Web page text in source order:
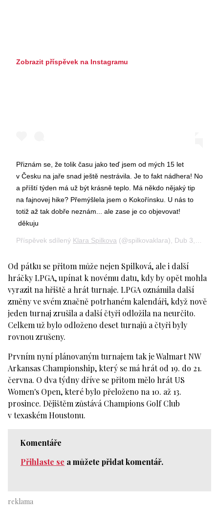
Zobrazit příspěvek na Instagramu
Přiznám se, že tolik času jako teď jsem od mých 15 let
v Česku na jaře snad ještě nestrávila. Je to fakt nádhera! No
a příští týden má už být krásně teplo. Má někdo nějaký tip
na fajnovej hike? Přemýšlela jsem o Kokořínsku. U nás to
totiž až tak dobře neznám... ale zase je co objevovat!
děkuju
Příspěvek sdílený Klara Spilkova (@spilkovaklara), Dub 3, 2020 v 5:50 PDT
Od pátku se přitom může nejen Spilková, ale i další
hráčky LPGA, upínat k novému datu, kdy by opět mohla
vyrazit na hřiště a hrát turnaje. LPGA oznámila další
změny ve svém značně potrhaném kalendáři, když nově
jeden turnaj zrušila a další čtyři odložila na neurčito.
Celkem už bylo odloženo deset turnajů a čtyři byly
rovnou zrušeny.
Prvním nyní plánovaným turnajem tak je Walmart NW
Arkansas Championship, který se má hrát od 19. do 21.
června. O dva týdny dříve se přitom mělo hrát US
Women's Open, které bylo přeloženo na 10. až 13.
prosince. Dějištěm zůstává Champions Golf Club
v texaském Houstonu.
Komentáře
Přihlaste se a můžete přidat komentář.